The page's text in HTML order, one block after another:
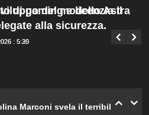
: 7:45
di gaming e licenzia il
: 5:30
del modello Astra
alla sicurezza.
: 5:25
dress azzurro di Harriet
Marconi svela il terribile